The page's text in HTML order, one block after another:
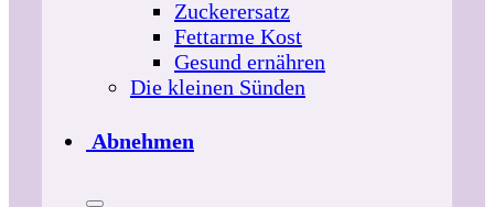
Zuckerersatz
Fettarme Kost
Gesund ernähren
Die kleinen Sünden
Abnehmen